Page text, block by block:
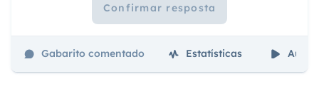
Confirmar resposta
Gabarito comentado Estatísticas Aulas